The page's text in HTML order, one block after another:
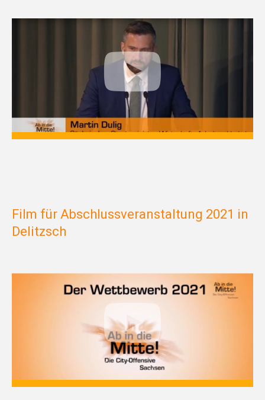
Film für Abschlussveranstaltung 2021 in
Delitzsch